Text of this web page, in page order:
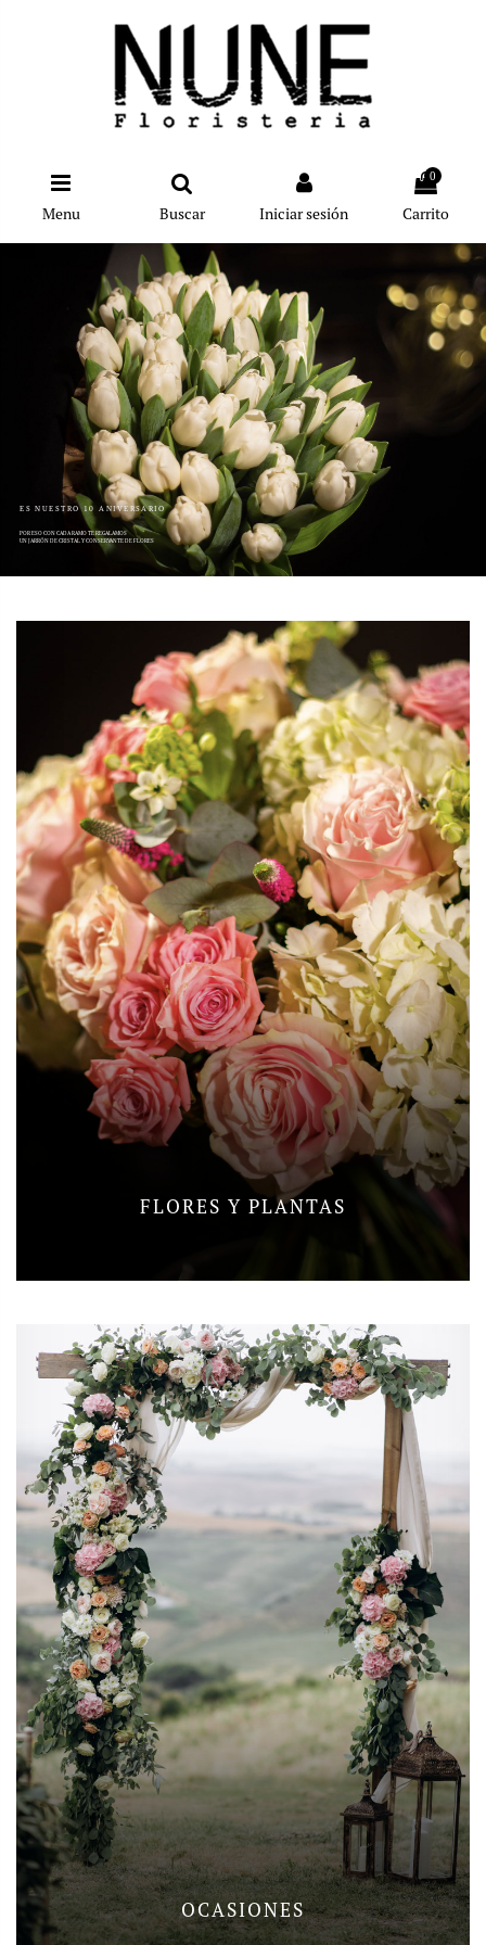
Menu Buscar Iniciar sesión
0
Carrito
ES NUESTRO 10 ANIVERSARIO
POR ESO CON CADA RAMO TE REGALAMOS
UN JARRÓN DE CRISTAL Y CONSERVANTE DE FLORES
FLORES Y PLANTAS
OCASIONES